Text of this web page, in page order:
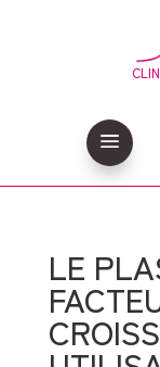
a
LE